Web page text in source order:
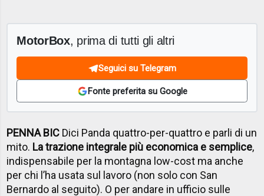
MotorBox, prima di tutti gli altri
Seguici su Telegram
Fonte preferita su Google
PENNA BIC Dici Panda quattro-per-quattro e parli di un
mito. La trazione integrale più economica e semplice,
indispensabile per la montagna low-cost ma anche
per chi l’ha usata sul lavoro (non solo con San
Bernardo al seguito). O per andare in ufficio sulle